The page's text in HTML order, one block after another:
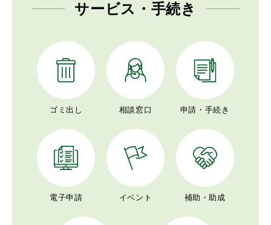
サービス・手続き
ゴミ出し 相談窓口 申請・手続き
電子申請 イベント 補助・助成